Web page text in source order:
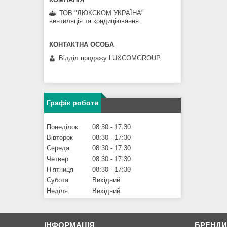
ТОВ "ЛЮКСКОМ УКРАЇНА"
вентиляція та кондиціювання
Відділ продажу LUXCOMGROUP
Графік роботи
Понеділок 08:30
17:30
Вівторок
08:30
17:30
Середа
08:30
17:30
Четвер
08:30
17:30
Пʼятниця
08:30
17:30
Субота
Вихідний
Неділя
Вихідний
ІНФОРМАЦІЯ БРЕНДИ